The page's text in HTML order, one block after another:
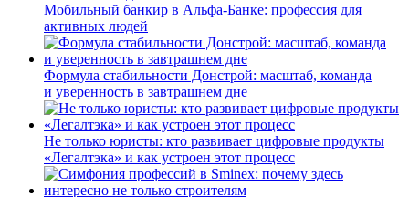
Мобильный банкир в Альфа-Банке: профессия для
активных людей
Формула стабильности Донстрой: масштаб, команда
и уверенность в завтрашнем дне
Не только юристы: кто развивает цифровые продукты
«Легалтэка» и как устроен этот процесс